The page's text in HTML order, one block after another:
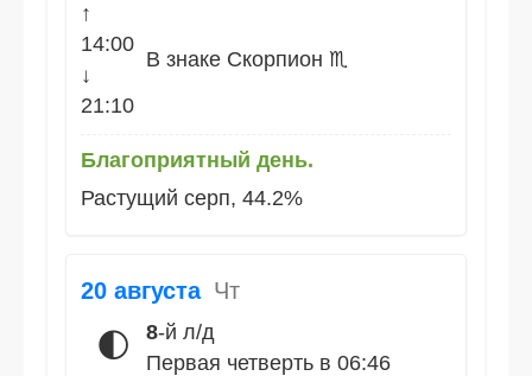
↑
14:00
↓
21:10
В знаке Скорпион ♏
Благоприятный день.
Растущий серп, 44.2%
20 августа Чт
🌓 8-й л/д
Первая четверть в 06:46